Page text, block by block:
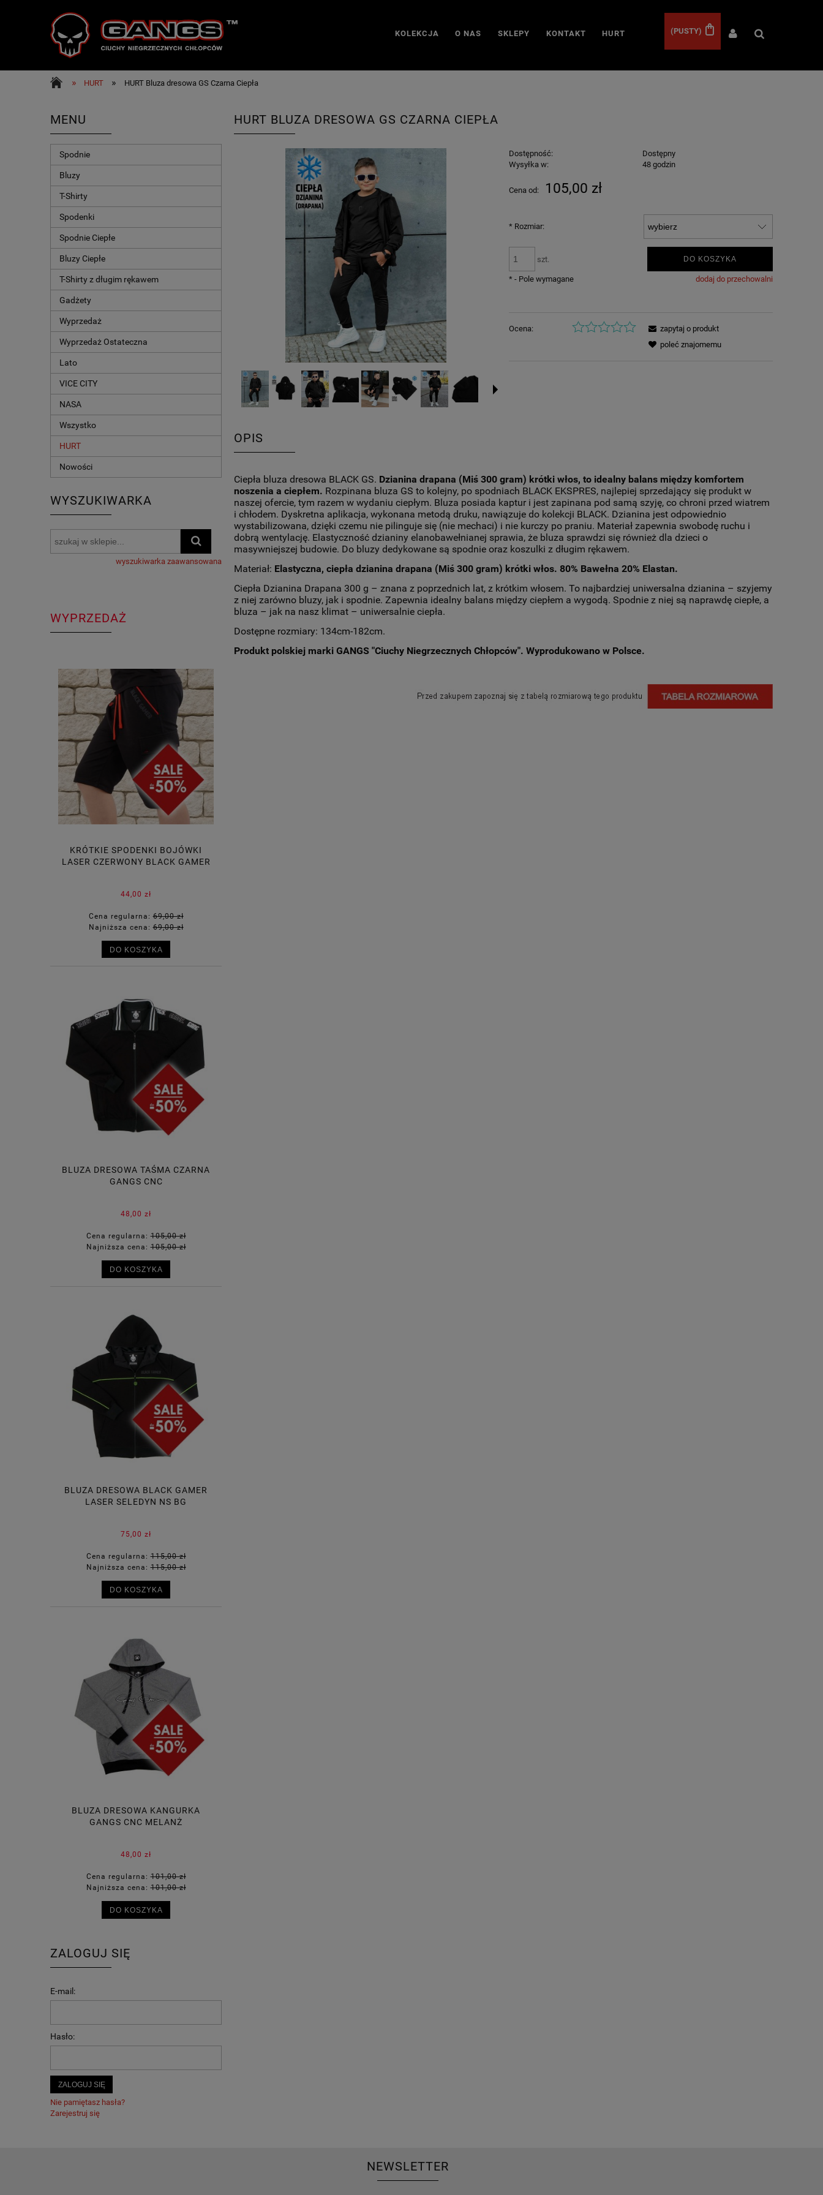
(PUSTY)
HURT
KONTAKT
SKLEPY
O NAS
KOLEKCJA
» HURT » HURT Bluza dresowa GS Czarna Ciepła
MENU
Spodnie
Bluzy
T-Shirty
Spodenki
Spodnie Ciepłe
Bluzy Ciepłe
T-Shirty z długim rękawem
Gadżety
Wyprzedaż
Wyprzedaż Ostateczna
Lato
VICE CITY
NASA
Wszystko
HURT
Nowości
WYSZUKIWARKA
wyszukiwarka zaawansowana
WYPRZEDAŻ
KRÓTKIE SPODENKI BOJÓWKI
LASER CZERWONY BLACK GAMER
44,00 zł
Cena regularna:69,00 zł
Najniższa cena:69,00 zł
DO KOSZYKA
BLUZA DRESOWA TAŚMA CZARNA
GANGS CNC
48,00 zł
Cena regularna:105,00 zł
Najniższa cena:105,00 zł
DO KOSZYKA
BLUZA DRESOWA BLACK GAMER
LASER SELEDYN NS BG
75,00 zł
Cena regularna:115,00 zł
Najniższa cena:115,00 zł
DO KOSZYKA
BLUZA DRESOWA KANGURKA
GANGS CNC MELANŻ
48,00 zł
Cena regularna:101,00 zł
Najniższa cena:101,00 zł
DO KOSZYKA
ZALOGUJ SIĘ
E-mail:
Hasło:
ZALOGUJ SIĘ
Nie pamiętasz hasła?
Zarejestruj się
HURT BLUZA DRESOWA GS CZARNA CIEPŁA
Dostępność:
Dostępny
Wysyłka w:
48 godzin
Cena od: 105,00 zł
* Rozmiar:
szt. DO KOSZYKA
dodaj do przechowalni
* - Pole wymagane
Ocena:
zapytaj o produkt
poleć znajomemu
OPIS
Ciepła bluza dresowa BLACK GS. Dzianina drapana (Miś 300 gram) krótki włos, to idealny balans między komfortem
noszenia a ciepłem. Rozpinana bluza GS to kolejny, po spodniach BLACK EKSPRES, najlepiej sprzedający się produkt w
naszej ofercie, tym razem w wydaniu ciepłym. Bluza posiada kaptur i jest zapinana pod samą szyję, co chroni przed wiatrem
i chłodem. Dyskretna aplikacja, wykonana metodą druku, nawiązuje do kolekcji BLACK. Dzianina jest odpowiednio
wystabilizowana, dzięki czemu nie pilinguje się (nie mechaci) i nie kurczy po praniu. Materiał zapewnia swobodę ruchu i
dobrą wentylację. Elastyczność dzianiny elanobawełnianej sprawia, że bluza sprawdzi się również dla dzieci o
masywniejszej budowie. Do bluzy dedykowane są spodnie oraz koszulki z długim rękawem.
Materiał: Elastyczna, ciepła dzianina drapana (Miś 300 gram) krótki włos. 80% Bawełna 20% Elastan.
Ciepła Dzianina Drapana 300 g – znana z poprzednich lat, z krótkim włosem. To najbardziej uniwersalna dzianina – szyjemy
z niej zarówno bluzy, jak i spodnie. Zapewnia idealny balans między ciepłem a wygodą. Spodnie z niej są naprawdę ciepłe, a
bluza – jak na nasz klimat – uniwersalnie ciepła.
Dostępne rozmiary: 134cm-182cm.
Produkt polskiej marki GANGS "Ciuchy Niegrzecznych Chłopców". Wyprodukowano w Polsce.
NEWSLETTER